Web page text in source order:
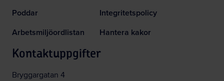
Poddar
Arbetsmiljöordlistan
Integritetspolicy
Hantera kakor
Kontaktuppgifter
Bryggargatan 4